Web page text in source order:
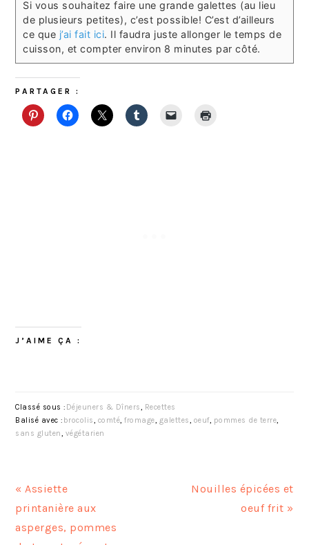
Si vous souhaitez faire une grande galettes (au lieu
de plusieurs petites), c’est possible! C’est d’ailleurs
ce que j’ai fait ici. Il faudra juste allonger le temps de
cuisson, et compter environ 8 minutes par côté.
PARTAGER :
J’AIME ÇA :
Classé sous : Déjeuners & Dîners, Recettes
Balisé avec : brocolis, comté,fromage, galettes, oeuf, pommes de terre,
sans gluten, végétarien
A
r
t
« Assiette
printanière aux
asperges, pommes
A
Nouilles épicées et
oeuf frit »